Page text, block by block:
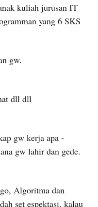
kuliah jurusan IT
yang 6 SKS
gw.
dll dll
gw kerja apa -
gw lahir dan gede.
Algoritma dan
set espektasi, kalau